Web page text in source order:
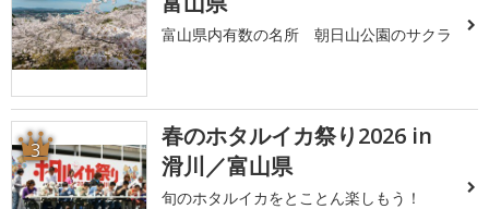
富山県内有数の名所 朝日山公園のサクラ
3
春のホタルイカ祭り2026 in
滑川／富山県
旬のホタルイカをとことん楽しもう！